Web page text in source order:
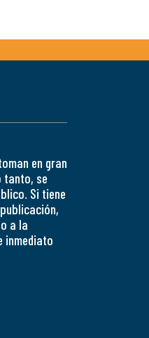
en gran
tanto, se
Si tiene
a la
inmediato